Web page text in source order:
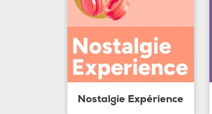
Nostalgie Expérience